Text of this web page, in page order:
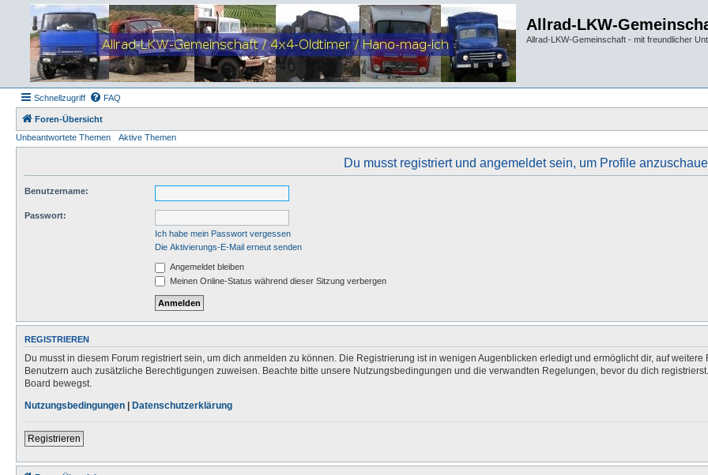
Allrad-LKW-
Allrad-LKW-Gemeinschaft - mit freundlicher
Schnellzugriff FAQ
Foren-Übersicht
Unbeantwortete Themen
Aktive Themen
Du musst registriert und angemeldet sein, um Profile
Benutzername:
Passwort:
Ich habe mein Passwort vergessen
Die Aktivierungs-E-Mail erneut senden
Angemeldet bleiben
Meinen Online-Status während dieser Sitzung verbergen
REGISTRIEREN
Du musst in diesem Forum registriert sein, um dich anmelden zu können. Die Registrierung ist in wenigen Augenblicken erledigt und ermöglicht dir, auf
Benutzern auch zusätzliche Berechtigungen zuweisen. Beachte bitte unsere Nutzungsbedingungen und die verwandten Regelungen, bevor du dich
Board bewegst.
Nutzungsbedingungen | Datenschutzerklärung
Registrieren